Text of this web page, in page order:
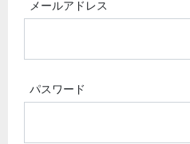
メールアドレス
パスワード